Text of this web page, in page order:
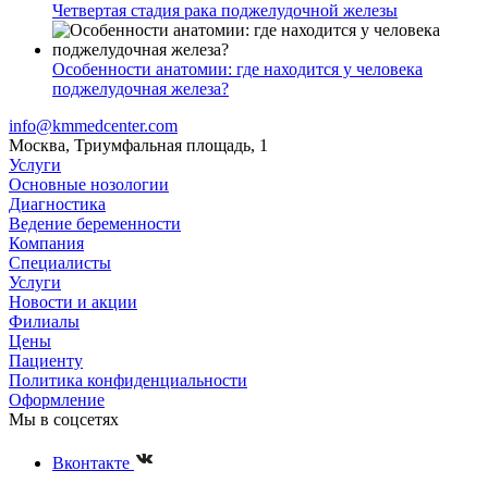
Четвертая стадия рака поджелудочной железы
Особенности анатомии: где находится у человека
поджелудочная железа?
info@kmmedcenter.com
Москва, Триумфальная площадь, 1
Услуги
Основные нозологии
Диагностика
Ведение беременности
Компания
Специалисты
Услуги
Новости и акции
Филиалы
Цены
Пациенту
Политика конфиденциальности
Оформление
Мы в соцсетях
Вконтакте